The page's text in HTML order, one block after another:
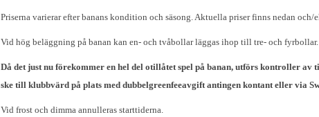
Priserna varierar efter banans kondition och säsong. Aktuella priser finns nedan och/
Vid hög beläggning på banan kan en- och tvåbollar läggas ihop till tre- och
Då det just nu förekommer en hel del otillåtet spel på banan, utförs kontroller
ske till klubbvärd på plats med dubbelgreenfeeavgift antingen kontant eller via
Vid frost och dimma annulleras starttiderna.